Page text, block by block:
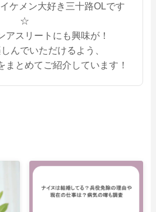
ケメン大好き三十路OLです
☆
アスリートにも興味が！
んでいただけるよう、
まとめてご紹介しています！